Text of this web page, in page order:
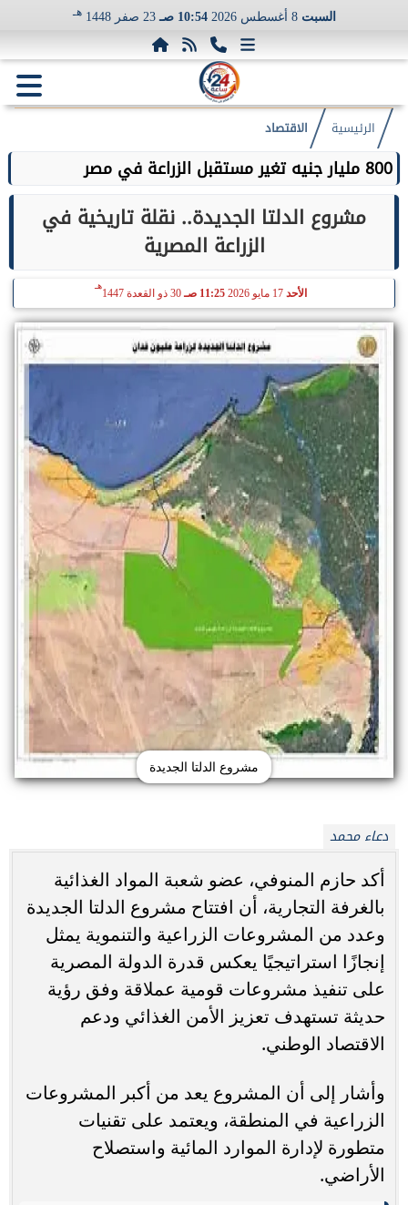
السبت 8 أغسطس 2026 10:54 صـ 23 صفر 1448 هـ
الرئيسية الاقتصاد
800 مليار جنيه تغير مستقبل الزراعة في مصر
مشروع الدلتا الجديدة.. نقلة تاريخية في
الزراعة المصرية
الأحد 17 مايو 2026 11:25 صـ 30 ذو القعدة 1447
هـ
مشروع الدلتا الجديدة
دعاء محمد
أكد حازم المنوفي، عضو شعبة المواد الغذائية
بالغرفة التجارية، أن افتتاح مشروع الدلتا الجديدة
وعدد من المشروعات الزراعية والتنموية يمثل
إنجازًا استراتيجيًا يعكس قدرة الدولة المصرية
على تنفيذ مشروعات قومية عملاقة وفق رؤية
حديثة تستهدف تعزيز الأمن الغذائي ودعم
الاقتصاد الوطني.
وأشار إلى أن المشروع يعد من أكبر المشروعات
الزراعية في المنطقة، ويعتمد على تقنيات
متطورة لإدارة الموارد المائية واستصلاح
الأراضي.